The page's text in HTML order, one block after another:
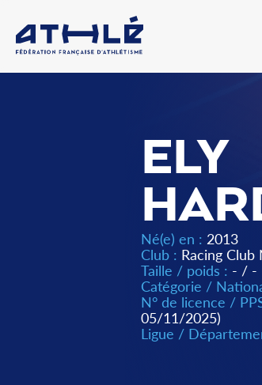
ELY
Né(e) en : 2013
Club : Racing
Taille / poids : - / -
Catégorie /
N° de licence /
05/11/2025)
Ligue /